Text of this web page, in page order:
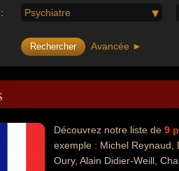
Psychiatre
Avancée ►
Découvrez notre liste de 9
exemple : Michel Reynaud,
Oury, Alain Didier-Weill,